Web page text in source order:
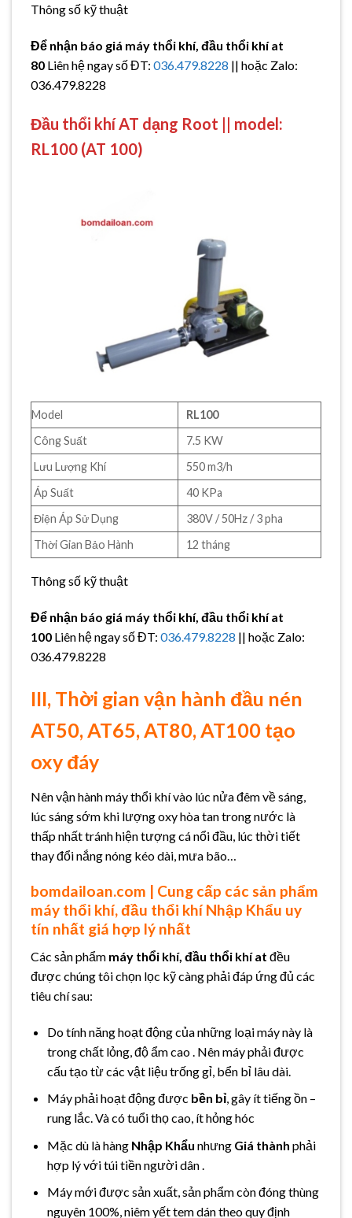
Thông số kỹ thuật
Để nhận báo giá máy thổi khí, đầu thổi khí at
80 Liên hệ ngay số ĐT: 036.479.8228 || hoặc Zalo:
036.479.8228
Đầu thổi khí AT dạng Root || model:
RL100 (AT 100)
Model
RL100
Công Suất
7.5 KW
Lưu Lượng Khí
550 m3/h
Áp Suất
40 KPa
Điện Áp Sử Dụng
380V / 50Hz / 3 pha
Thời Gian Bảo Hành
12 tháng
Thông số kỹ thuật
Để nhận báo giá máy thổi khí, đầu thổi khí at
100 Liên hệ ngay số ĐT: 036.479.8228 || hoặc Zalo:
036.479.8228
III, Thời gian vận hành đầu nén
AT50, AT65, AT80, AT100 tạo
oxy đáy
Nên vận hành máy thổi khí vào lúc nửa đêm về sáng,
lúc sáng sớm khi lượng oxy hòa tan trong nước là
thấp nhất tránh hiện tượng cá nổi đầu, lúc thời tiết
thay đổi nắng nóng kéo dài, mưa bão…
bomdailoan.com | Cung cấp các sản phẩm
máy thổi khí, đầu thổi khí Nhập Khẩu uy
tín nhất giá hợp lý nhất
Các sản phẩm máy thổi khí, đầu thổi khí at đều
được chúng tôi chọn lọc kỹ càng phải đáp ứng đủ các
tiêu chí sau:
Do tính năng hoạt động của những loại máy này là
trong chất lỏng, độ ẩm cao . Nên máy phải được
cấu tạo từ các vật liệu trống gỉ, bển bỉ lâu dài.
Máy phải hoạt động được bền bỉ, gây ít tiếng ồn –
rung lắc. Và có tuổi thọ cao, ít hỏng hóc
Mặc dù là hàng Nhập Khẩu nhưng Giá thành phải
hợp lý với túi tiền người dân .
Máy mới được sản xuất, sản phẩm còn đóng thùng
nguyên 100%, niêm yết tem dán theo quy định